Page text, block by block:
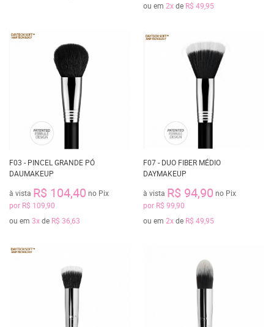
ou em 2xde R$ 49,95
F03 - PINCEL GRANDE PÓ
DAUMAKEUP
à vista R$ 104,40 no Pix
por R$ 109,90
ou em 3xde R$ 36,63
F07 - DUO FIBER MÉDIO
DAYMAKEUP
à vista R$ 94,90 no Pix
por R$ 99,90
ou em 2xde R$ 49,95